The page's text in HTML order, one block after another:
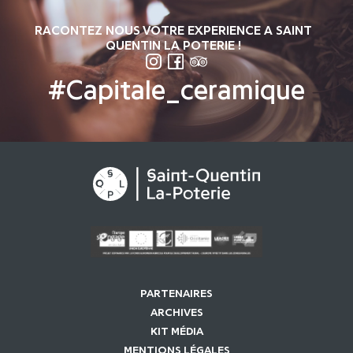
RACONTEZ NOUS VOTRE EXPERIENCE A SAINT
QUENTIN LA POTERIE !
SUIVEZ-NOUS SUR INSTAGRAM
SUIVEZ-NOUS SUR
SUIVEZ-NOUS SUR
#Capitale_ceramique
PARTENAIRES
ARCHIVES
KIT MÉDIA
MENTIONS LÉGALES